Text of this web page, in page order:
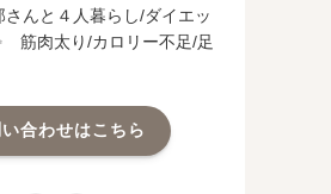
んと４人暮らし/ダイエッ
筋肉太り/カロリー不足/足
合わせはこちら